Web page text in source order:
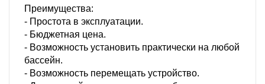
Преимущества:
- Простота в эксплуатации.
- Бюджетная цена.
- Возможность установить практически на любой
бассейн.
- Возможность перемещать устройство.